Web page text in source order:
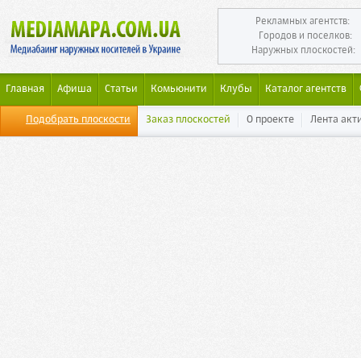
Рекламных агентств:
Городов и поселков:
Наружных плоскостей:
Главная Афиша Статьи Комьюнити Клубы Каталог агентств
Подобрать плоскости Заказ плоскостей О проекте Лента